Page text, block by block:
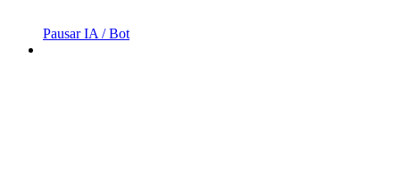
Pausar IA / Bot